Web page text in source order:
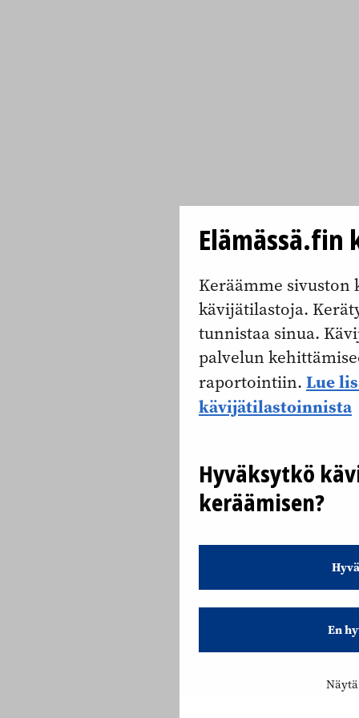
Keräämme sivuston
kävijätilastoja.
tunnistaa sinua.
palvelun
raportointiin. Lue
kävijätilastoinnista
Hyväksytkö
keräämisen?
En